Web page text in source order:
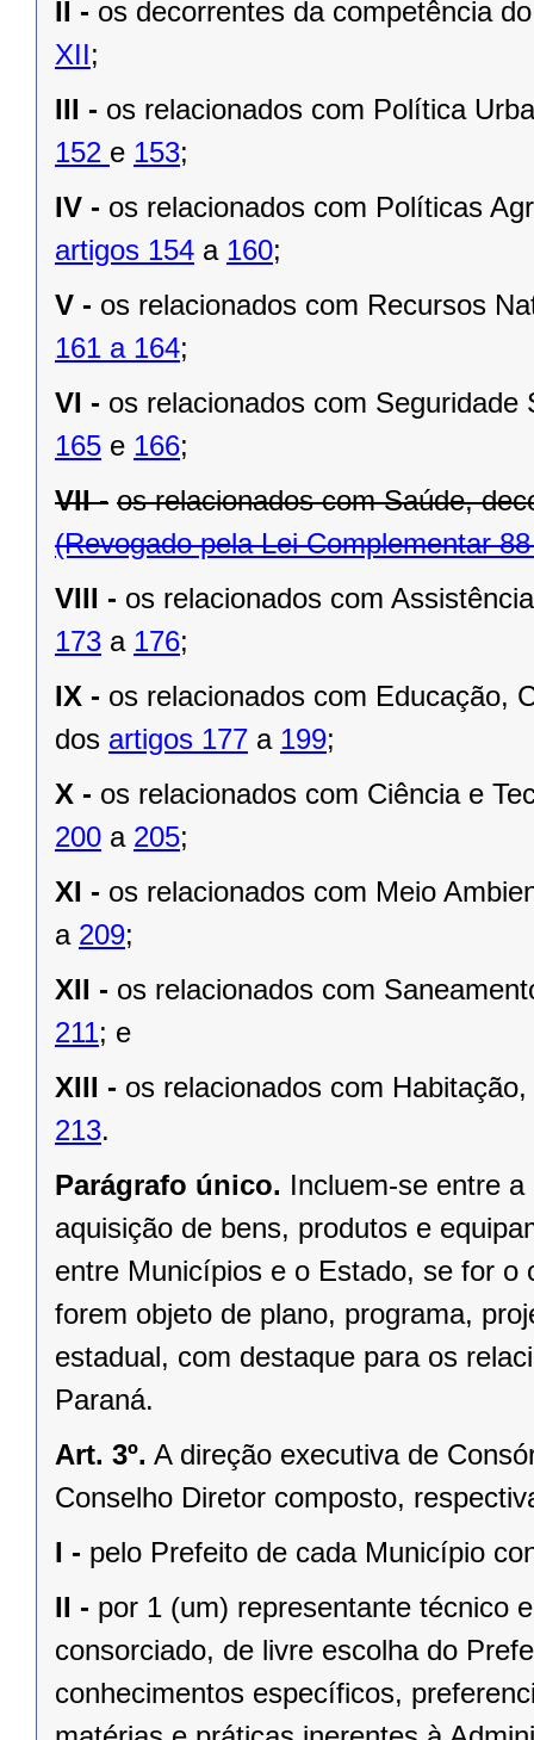
II - os decorrentes da competência
XII;
III - os relacionados com Política
152 e 153;
IV - os relacionados com Políticas
artigos 154 a 160;
V - os relacionados com Recursos
161 a 164;
VI - os relacionados com
165 e 166;
VII - os relacionados com Saúde,
(Revogado pela Lei Complementar
VIII - os relacionados com
173 a 176;
IX - os relacionados com Educação,
dos artigos 177 a 199;
X - os relacionados com Ciência e
200 a 205;
XI - os relacionados com Meio
a 209;
XII - os relacionados com
211; e
XIII - os relacionados com
213.
Parágrafo único. Incluem-se entre
aquisição de bens, produtos e
entre Municípios e o Estado, se for
forem objeto de plano, programa,
estadual, com destaque para os
Paraná.
Art. 3º. A direção executiva de
Conselho Diretor composto,
I - pelo Prefeito de cada Município
II - por 1 (um) representante técnico
consorciado, de livre escolha do
conhecimentos específicos,